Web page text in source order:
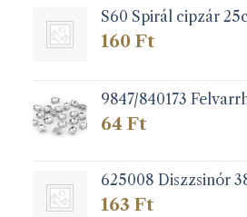
S60 Spirál cipzár
160 Ft
9847/840173
64 Ft
625008 Diszzsinór
163 Ft